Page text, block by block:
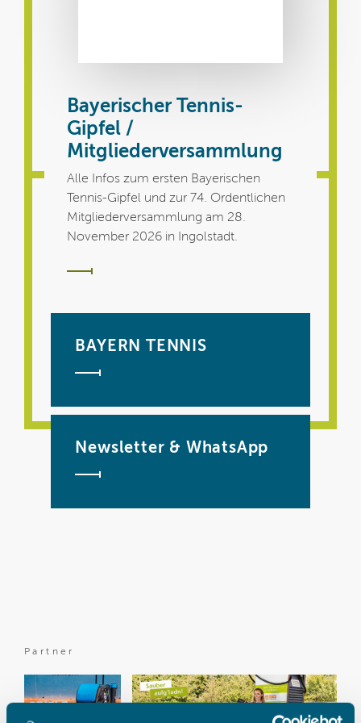
Bayerischer Tennis-
Gipfel /
Mitgliederversammlung
Alle Infos zum ersten Bayerischen
Tennis-Gipfel und zur 74. Ordentlichen
Mitgliederversammlung am 28.
November 2026 in Ingolstadt.
BAYERN TENNIS
Newsletter & WhatsApp
Partner